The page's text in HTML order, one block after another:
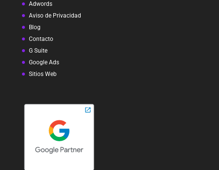
Adwords
Aviso de Privacidad
Blog
Contacto
G Suite
Google Ads
Sitios Web